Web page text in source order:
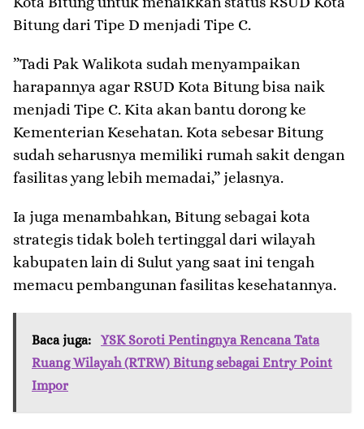
Bitung dari Tipe D menjadi Tipe C.
​”Tadi Pak Walikota sudah menyampaikan
harapannya agar RSUD Kota Bitung bisa naik
menjadi Tipe C. Kita akan bantu dorong ke
Kementerian Kesehatan. Kota sebesar Bitung
sudah seharusnya memiliki rumah sakit dengan
fasilitas yang lebih memadai,” jelasnya.
​Ia juga menambahkan, Bitung sebagai kota
strategis tidak boleh tertinggal dari wilayah
kabupaten lain di Sulut yang saat ini tengah
memacu pembangunan fasilitas kesehatannya.
Baca juga:
YSK Soroti Pentingnya Rencana Tata
Ruang Wilayah (RTRW) Bitung sebagai Entry Point
Impor